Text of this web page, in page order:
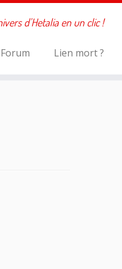
d'Hetalia en un clic !
Forum Lien mort ?